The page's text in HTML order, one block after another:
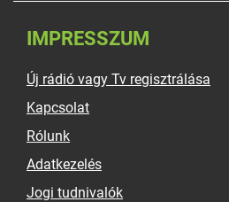
IMPRESSZUM
Új rádió vagy Tv regisztrálása
Kapcsolat
Rólunk
Adatkezelés
Jogi tudnivalók